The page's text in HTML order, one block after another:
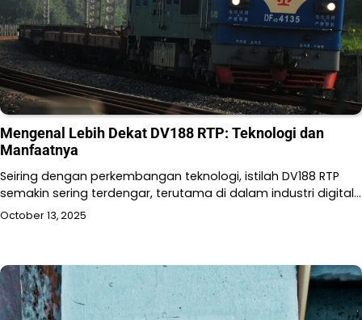
Mengenal Lebih Dekat DV188 RTP: Teknologi dan
Manfaatnya
Seiring dengan perkembangan teknologi, istilah DV188 RTP
semakin sering terdengar, terutama di dalam industri digital…
October 13, 2025